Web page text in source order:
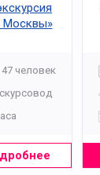
Москвы»
человек